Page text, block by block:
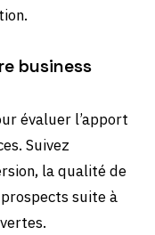
business
évaluer l’apport
Suivez
la qualité de
suite à